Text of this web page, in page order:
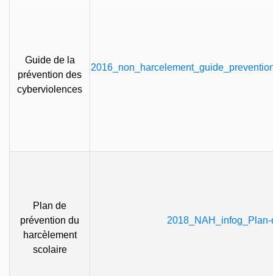
Guide de la
prévention des
cyberviolences
Plan de
prévention du
harcèlement
scolaire